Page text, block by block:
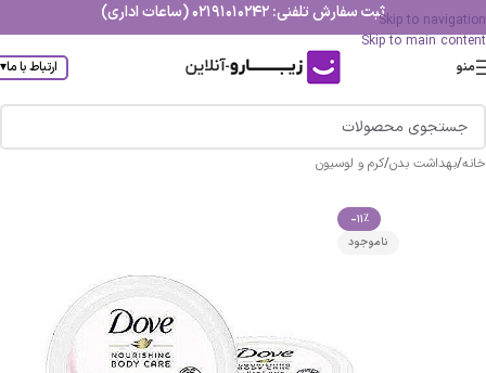
Skip to navigation
Skip to main content
ثبت سفارش تلفنی: 02191010242 (ساعات اداری)
منو ارتباط با ما▾
خانه/بهداشت بدن/کرم و لوسیون
-11%
ناموجود